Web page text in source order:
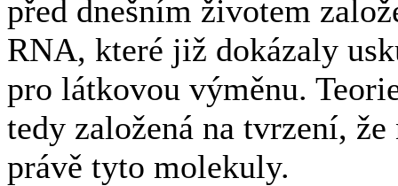
před dnešním životem
RNA, které již dokázaly
pro látkovou výměnu.
tedy založená na tvrzení,
právě tyto molekuly.